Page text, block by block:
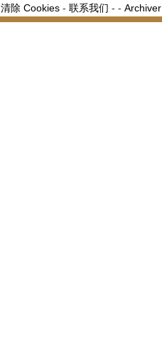
清除 Cookies - 联系我们 - - Archiver